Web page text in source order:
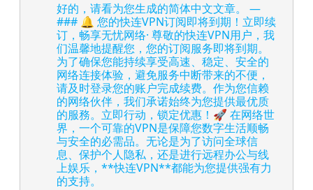
好的，请看为您生成的简体中文文章。 —
### 🔔 您的快连VPN订阅即将到期！立即续
订，畅享无忧网络· 尊敬的快连VPN用户，我
们温馨地提醒您，您的订阅服务即将到期。
为了确保您能持续享受高速、稳定、安全的
网络连接体验，避免服务中断带来的不便，
请及时登录您的账户完成续费。作为您信赖
的网络伙伴，我们承诺始终为您提供最优质
的服務。立即行动，锁定优惠！🚀 在网络世
界，一个可靠的VPN是保障您数字生活顺畅
与安全的必需品。无论是为了访问全球信
息、保护个人隐私，还是进行远程办公与线
上娱乐，**快连VPN**都能为您提供强有力
的支持。